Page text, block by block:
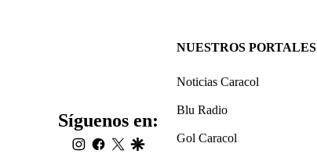
Síguenos en:
instagram
facebook
twittergoogle
NUESTROS PORTALES
Noticias Caracol
Blu Radio
Gol Caracol